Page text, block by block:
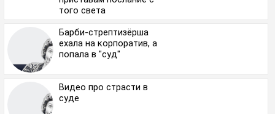
того света
Барби-стрептизёрша
ехала на корпоратив, а
попала в "суд"
Видео про страсти в
суде